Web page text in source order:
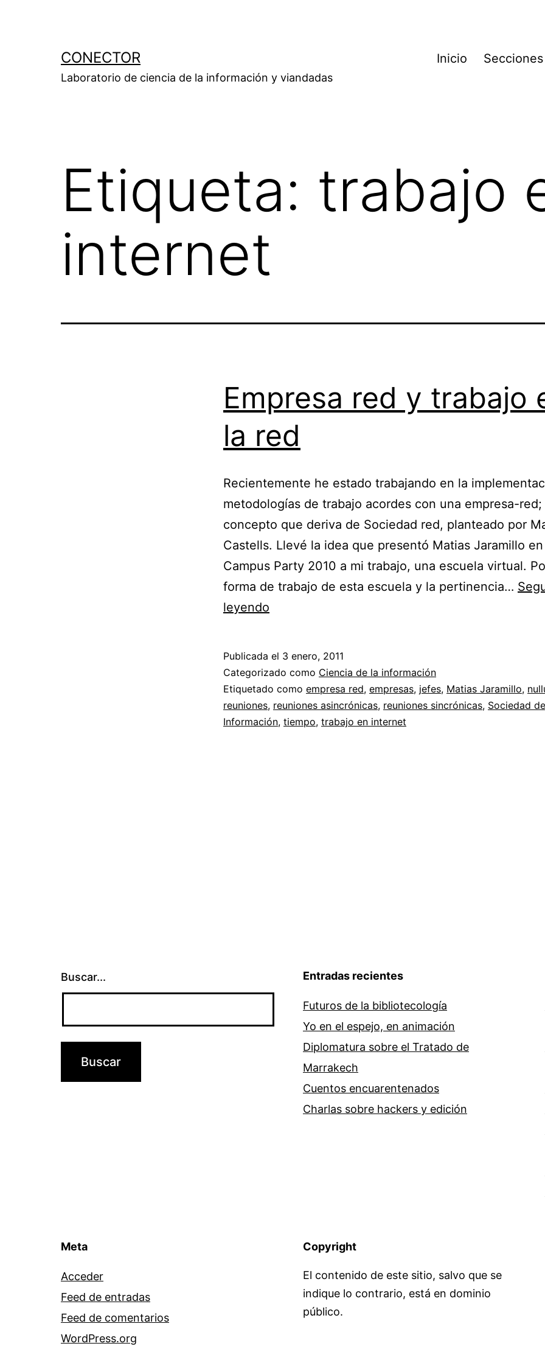
CONECTOR
Laboratorio de ciencia de la información y viandadas
Inicio Secciones
Etiqueta: trabajo
internet
Empresa red y trabajo
la red
Recientemente he estado trabajando en la
metodologías de trabajo acordes con una empresa-red;
concepto que deriva de Sociedad red, planteado por
Castells. Llevé la idea que presentó Matias Jaramillo
Campus Party 2010 a mi trabajo, una escuela virtual.
forma de trabajo de esta escuela y la pertinencia…
leyendo
trabajo
en
la
red
Publicada el 3 enero, 2011
Categorizado como Ciencia de la información
Etiquetado como empresa red, empresas, jefes, Matias Jaramillo,
reuniones, reuniones asincrónicas, reuniones sincrónicas, Sociedad
Información, tiempo, trabajo en internet
Buscar... Entradas recientes
Futuros de la bibliotecología
Yo en el espejo, en animación
Diplomatura sobre el Tratado de
Marrakech
Cuentos encuarentenados
Charlas sobre hackers y edición
Meta
Acceder
Feed de entradas
Feed de comentarios
WordPress.org
Copyright
El contenido de este sitio, salvo que se
indique lo contrario, está en dominio
público.